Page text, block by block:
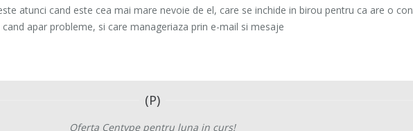
atunci cand este cea mai mare nevoie de el, care se inchide in birou pentru ca are o
apar probleme, si care manageriaza prin e-mail si mesaje
(P)
Oferta Centype pentru luna in curs!